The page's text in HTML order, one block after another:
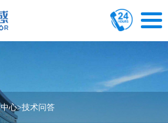
心>技术问答